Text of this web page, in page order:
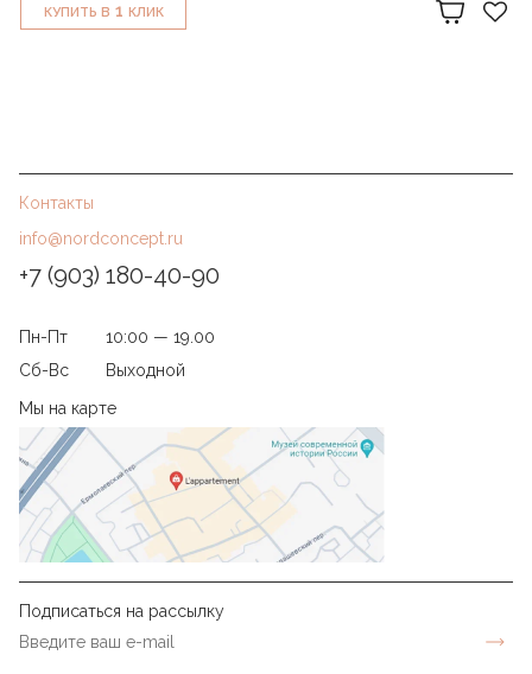
КУПИТЬ В 1 КЛИК
Контакты
info@nordconcept.ru
+7 (903) 180-40-90
Пн-Пт
10:00 — 19.00
Сб-Вс
Выходной
Мы на карте
Подписаться на рассылку